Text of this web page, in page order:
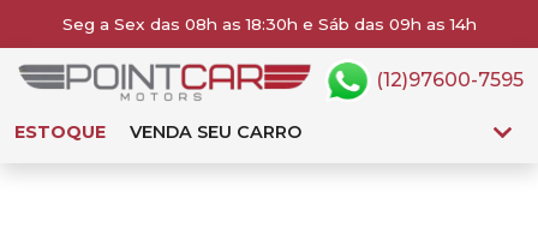
Seg a Sex das 08h as 18:30h e Sáb das 09h as 14h
ESTOQUE VENDA SEU CARRO
(12)97600-7595